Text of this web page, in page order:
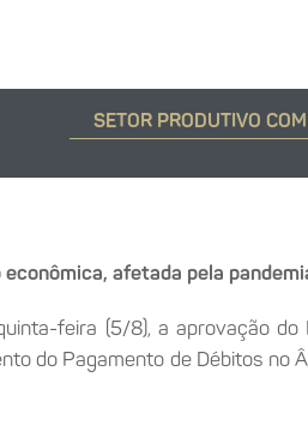
SETOR PRODUTIVO
afetada pela
feira (5/8), a aprovação
do Pagamento de Débitos no